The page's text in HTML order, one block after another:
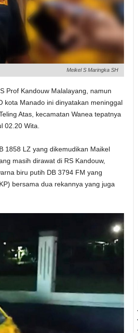
Meikel S Maringka SH
Prof Kandouw Malalayang, namun
kota Manado ini dinyatakan meninggal
Atas, kecamatan Wanea tepatnya
02.20 Wita.
1858 LZ yang dikemudikan Maikel
masih dirawat di RS Kandouw,
biru putih DB 3794 FM yang
bersama dua rekannya yang juga